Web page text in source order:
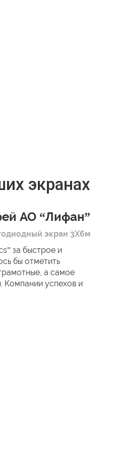
экранах
АО “Лифан”
экран 3Х6м
за быстрое и
бы отметить
а самое
Компании успехов и